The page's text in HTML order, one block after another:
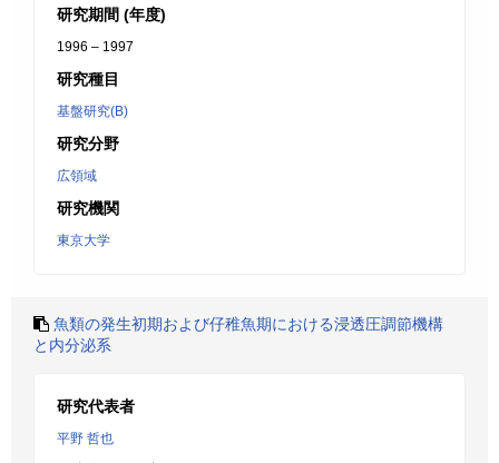
研究期間 (年度)
1996 – 1997
研究種目
基盤研究(B)
研究分野
広領域
研究機関
東京大学
魚類の発生初期および仔稚魚期における浸透圧調節機構
と内分泌系
研究代表者
平野 哲也